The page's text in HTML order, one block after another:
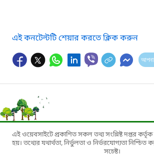
এই কনটেন্টটি শেয়ার করতে ক্লিক করুন
এই ওয়েবসাইটে প্রকাশিত সকল তথ্য সংশ্লিষ্ট দপ্তর
হয়। তথ্যের যথার্থতা, নির্ভুলতা ও নির্ভরযোগ্যতা নিশ্চিত
সচেষ্ট।